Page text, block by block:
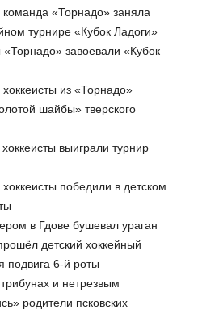
«Торнадо» заняла
турнире «Кубок Ладоги»
завоевали «Кубок
из «Торнадо»
шайбы» тверского
выиграли турнир
победили в детском
в Гдове бушевал ураган
детский хоккейный
подвига 6-й роты
и нетрезвым
родители псковских